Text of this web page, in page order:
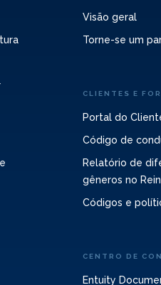
Visão geral
Torne-se um
CLIENTES E
Portal do
Código de
Relatório de
gêneros no
Códigos e
CENTRO DE
Entuity